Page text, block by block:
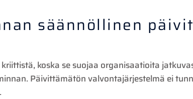
säännöllinen
koska se suojaa organisaatioita
Päivittämätön valvontajärjestelmä ei